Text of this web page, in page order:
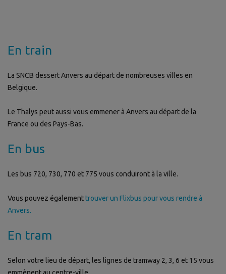
En train
La SNCB dessert Anvers au départ de nombreuses villes en
Belgique.
Le Thalys peut aussi vous emmener à Anvers au départ de la
France ou des Pays-Bas.
En bus
Les bus 720, 730, 770 et 775 vous conduiront à la ville.
Vous pouvez égalementtrouver un Flixbus pour vous rendre à
Anvers.
En tram
Selon votre lieu de départ, les lignes de tramway 2, 3, 6 et 15 vous